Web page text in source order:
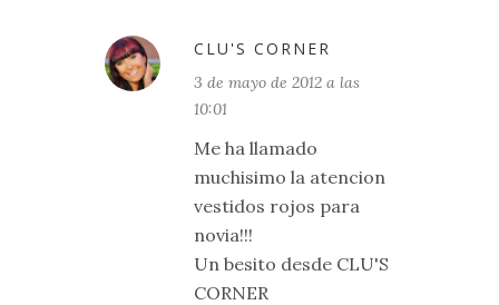
CLU'S CORNER
3 de mayo de 2012 a las
10:01
Me ha llamado
muchisimo la atencion
vestidos rojos para
novia!!!
Un besito desde CLU'S
CORNER